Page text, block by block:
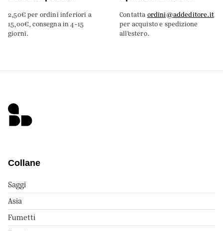
2,50€ per ordini inferiori a
15,00€, consegna in 4-15
giorni.
Contatta ordini@addeditore.it
per acquisto e spedizione
all’estero.
Collane
Saggi
Asia
Fumetti